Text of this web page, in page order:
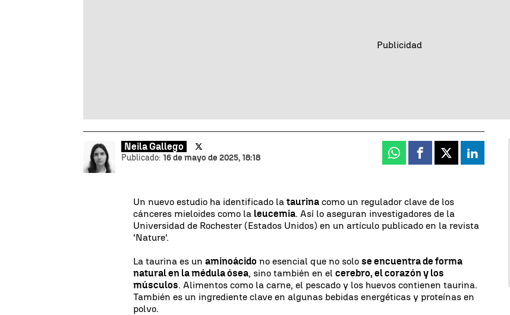
Neila Gallego
Publicado: 16 de mayo de 2025, 18:18 Whatsapp
Facebook
X Linkedin
Un nuevo estudio ha identificado lataurina como un regulador clave de los
cánceres mieloides como la leucemia. Así lo aseguran investigadores de la
Universidad de Rochester (Estados Unidos) en un artículo publicado en la revista
'Nature'.
La taurina es unaminoácido no esencial que no solose encuentra de forma
natural en la médula ósea, sino también en elcerebro, el corazón y los
músculos. Alimentos como la carne, el pescado y los huevos contienen taurina.
También es un ingrediente clave en algunas bebidas energéticas y proteínas en
polvo.